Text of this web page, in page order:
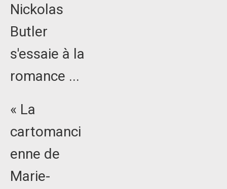
Nickolas
Butler
s'essaie à la
romance ...
« La
cartomanci
enne de
Marie-